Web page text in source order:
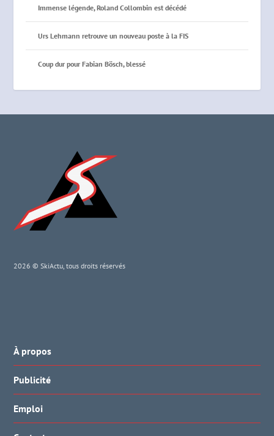
Immense légende, Roland Collombin est décédé
Urs Lehmann retrouve un nouveau poste à la FIS
Coup dur pour Fabian Bösch, blessé
2026 © SkiActu, tous droits réservés
À propos
Publicité
Emploi